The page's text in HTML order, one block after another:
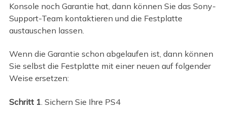
Konsole noch Garantie hat, dann können Sie das Sony-
Support-Team kontaktieren und die Festplatte
austauschen lassen.
Wenn die Garantie schon abgelaufen ist, dann können
Sie selbst die Festplatte mit einer neuen auf folgender
Weise ersetzen:
Schritt 1 . Sichern Sie Ihre PS4